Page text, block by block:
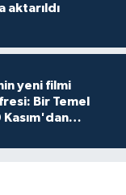
aktarıldı
yeni filmi
Bir Temel
Kasım'dan